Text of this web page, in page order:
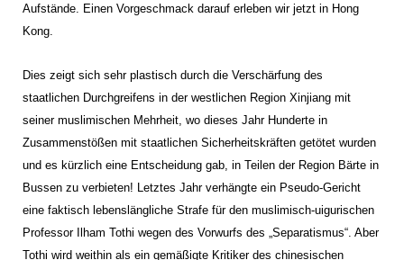
Aufstände. Einen Vorgeschmack darauf erleben wir jetzt in Hong
Kong.
Dies zeigt sich sehr plastisch durch die Verschärfung des
staatlichen Durchgreifens in der westlichen Region Xinjiang mit
seiner muslimischen Mehrheit, wo dieses Jahr Hunderte in
Zusammenstößen mit staatlichen Sicherheitskräften getötet wurden
und es kürzlich eine Entscheidung gab, in Teilen der Region Bärte in
Bussen zu verbieten! Letztes Jahr verhängte ein Pseudo-Gericht
eine faktisch lebenslängliche Strafe für den muslimisch-uigurischen
Professor Ilham Tothi wegen des Vorwurfs des „Separatismus“. Aber
Tothi wird weithin als ein gemäßigte Kritiker des chinesischen